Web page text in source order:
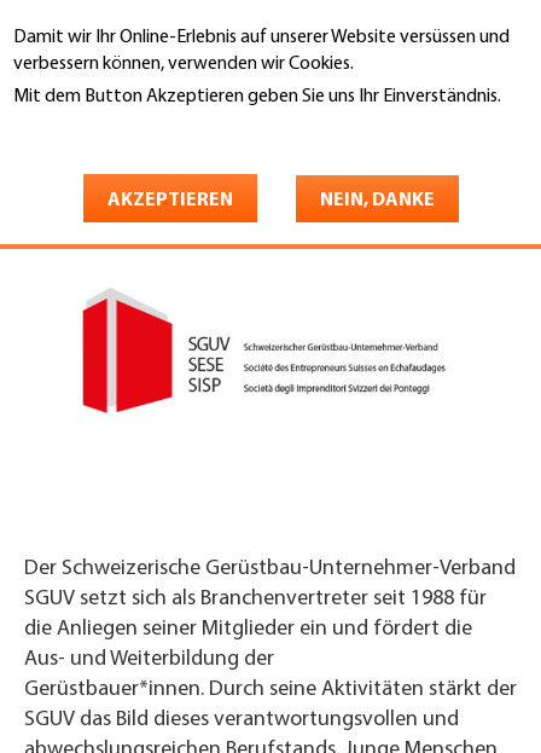
Damit wir Ihr Online-Erlebnis auf unserer Website versüssen und
verbessern können, verwenden wir Cookies.
Mit dem Button Akzeptieren geben Sie uns Ihr Einverständnis.
AKZEPTIEREN NEIN, DANKE
zum
Inhalt
SGUV
Der Schweizerische Gerüstbau-Unternehmer-Verband
SGUV setzt sich als Branchenvertreter seit 1988 für
die Anliegen seiner Mitglieder ein und fördert die
Aus- und Weiterbildung der
Gerüstbauer*innen. Durch seine Aktivitäten stärkt der
SGUV das Bild dieses verantwortungsvollen und